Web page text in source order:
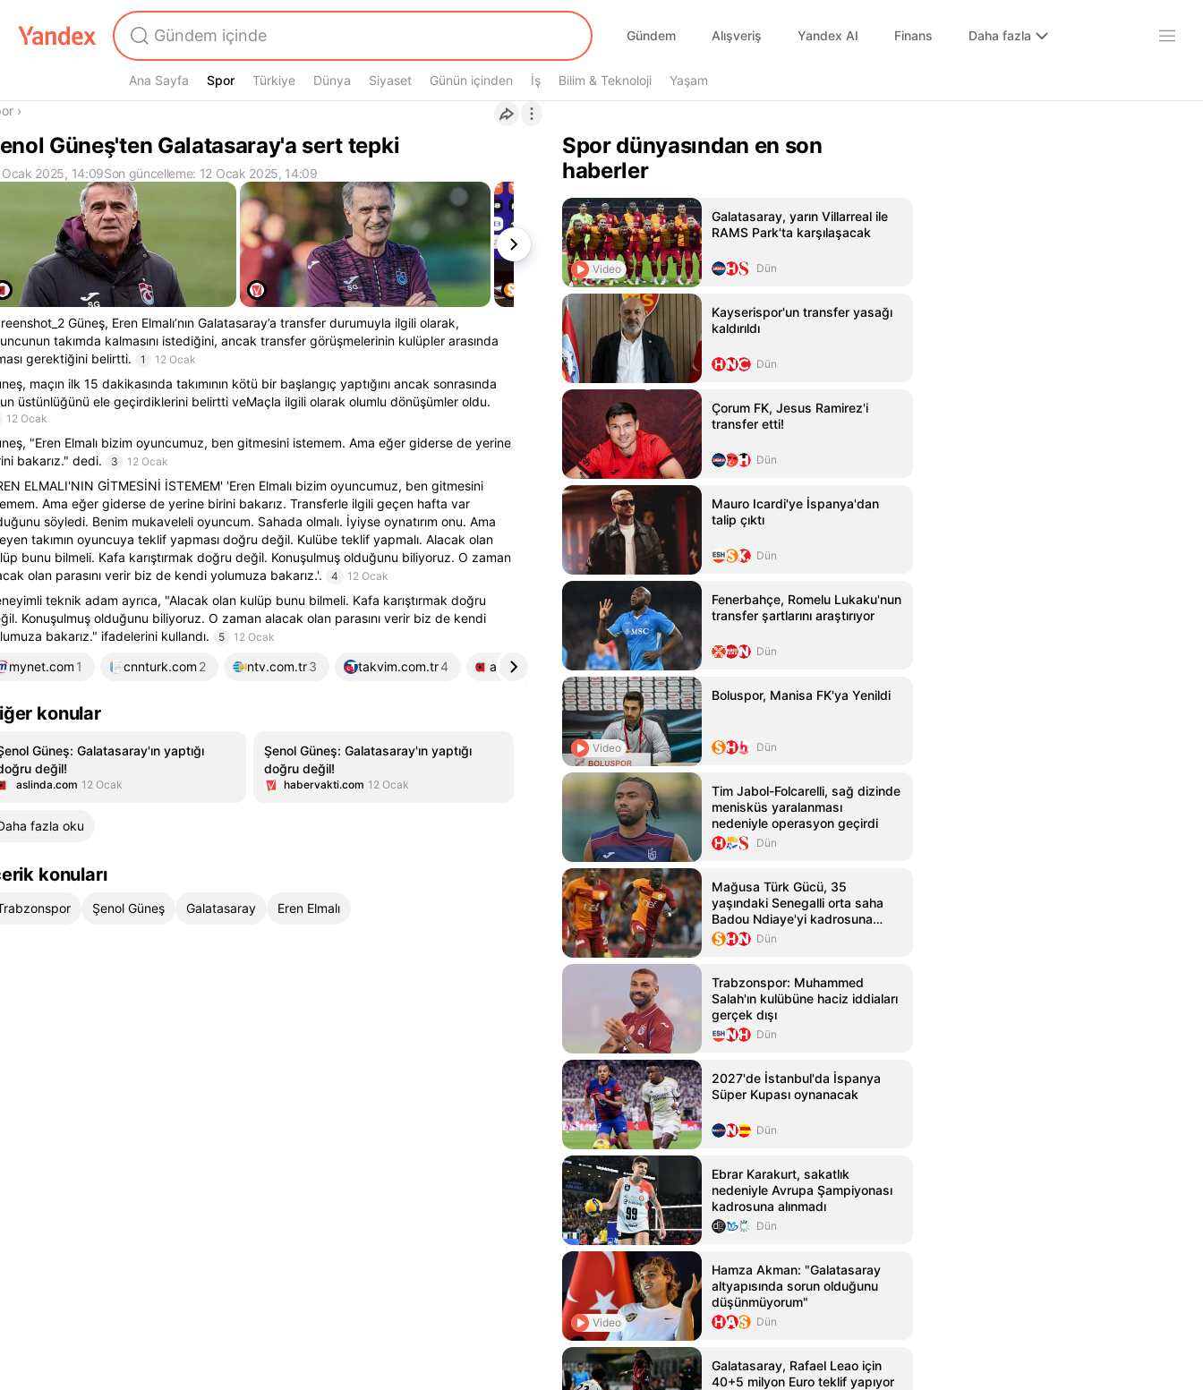
Gündem Alışveriş Yandex AI Finans Daha fazla
Ana Sayfa Spor
Spor Türkiye Dünya Siyaset Günün içinden İş Bilim & Teknoloji Yaşam
›
Güneş'ten Galatasaray'a sert tepki
Ocak 2025, 14:09Son güncelleme: 12 Ocak 2025, 14:09
Güneş, Eren Elmalı’nın Galatasaray’a transfer durumuyla ilgili olarak,
takımda kalmasını istediğini, ancak transfer görüşmelerinin kulüpler arasında
gerektiğini belirtti.
1 12 Ocak
maçın ilk 15 dakikasında takımının kötü bir başlangıç yaptığını ancak sonrasında
üstünlüğünü ele geçirdiklerini belirtti veMaçla ilgili olarak olumlu dönüşümler oldu.
12 Ocak
"Eren Elmalı bizim oyuncumuz, ben gitmesini istemem. Ama eğer giderse de yerine
bakarız." dedi.
3 12 Ocak
ELMALI'NIN GİTMESİNİ İSTEMEM' 'Eren Elmalı bizim oyuncumuz, ben gitmesini
Ama eğer giderse de yerine birini bakarız. Transferle ilgili geçen hafta var
söyledi. Benim mukaveleli oyuncum. Sahada olmalı. İyiyse oynatırım onu. Ama
takımın oyuncuya teklif yapması doğru değil. Kulübe teklif yapmalı. Alacak olan
bunu bilmeli. Kafa karıştırmak doğru değil. Konuşulmuş olduğunu biliyoruz. O zaman
olan parasını verir biz de kendi yolumuza bakarız.'.
4 12 Ocak
teknik adam ayrıca, "Alacak olan kulüp bunu bilmeli. Kafa karıştırmak doğru
Konuşulmuş olduğunu biliyoruz. O zaman alacak olan parasını verir biz de kendi
bakarız." ifadelerini kullandı.
5 12 Ocak
mynet.com 1 cnnturk.com 2 ntv.com.tr3 takvim.com.tr4 aslinda.com 5
konular
Güneş: Galatasaray'ın yaptığı
değil!
aslinda.com 12 Ocak
Şenol Güneş: Galatasaray'ın yaptığı
doğru değil!
habervakti.com 12 Ocak
fazla oku
konuları
Şenol Güneş Galatasaray Eren Elmalı
Spor dünyasından en son
haberler
Video
Galatasaray, yarın Villarreal ile
RAMS Park'ta karşılaşacak
Dün
Kayserispor'un transfer yasağı
kaldırıldı
Dün
Çorum FK, Jesus Ramirez'i
transfer etti!
Dün
Mauro Icardi'ye İspanya'dan
talip çıktı
Dün
Fenerbahçe, Romelu Lukaku'nun
transfer şartlarını araştırıyor
Dün
Video
Boluspor, Manisa FK'ya Yenildi
Dün
Tim Jabol-Folcarelli, sağ dizinde
menisküs yaralanması
nedeniyle operasyon geçirdi
Dün
Mağusa Türk Gücü, 35
yaşındaki Senegalli orta saha
Badou Ndiaye'yi kadrosuna
kattı
Dün
Trabzonspor: Muhammed
Salah'ın kulübüne haciz iddiaları
gerçek dışı
Dün
2027'de İstanbul'da İspanya
Süper Kupası oynanacak
Dün
Ebrar Karakurt, sakatlık
nedeniyle Avrupa Şampiyonası
kadrosuna alınmadı
Dün
Video
Hamza Akman: "Galatasaray
altyapısında sorun olduğunu
düşünmüyorum"
Dün
Galatasaray, Rafael Leao için
40+5 milyon Euro teklif yapıyor